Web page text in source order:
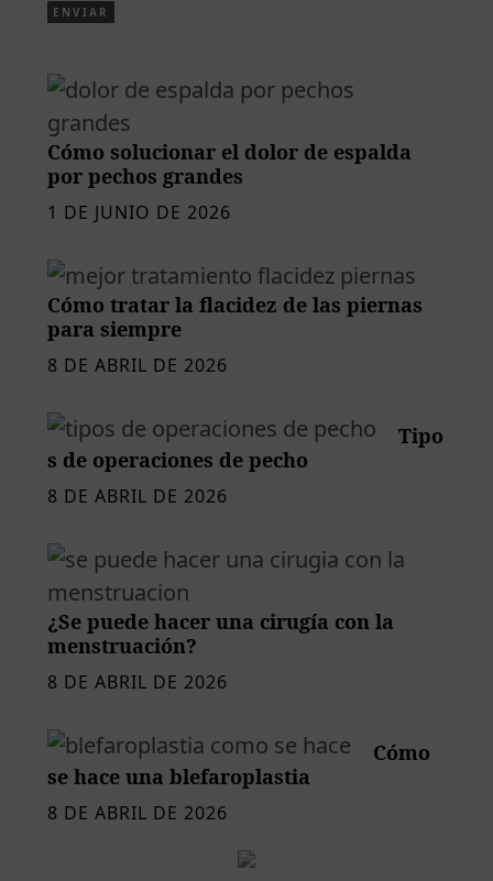
Cómo solucionar el dolor de espalda
por pechos grandes
1 DE JUNIO DE 2026
Cómo tratar la flacidez de las piernas
para siempre
8 DE ABRIL DE 2026
Tipo
s de operaciones de pecho
8 DE ABRIL DE 2026
¿Se puede hacer una cirugía con la
menstruación?
8 DE ABRIL DE 2026
Cómo
se hace una blefaroplastia
8 DE ABRIL DE 2026